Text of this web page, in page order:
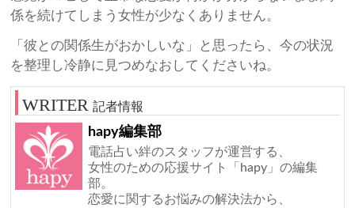
係を続けてしまう女性が少なくありません。
「彼との関係生がおかしいな」と思ったら、今の状況
を整理し冷静に見つめなおしてくださいね。
記者情報
hapy編集部
電話占い絆のスタッフが運営する、
女性のための応援サイト「hapy」の編集
部。
恋愛に関するお悩みの解決法から、